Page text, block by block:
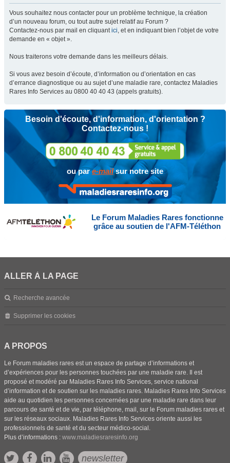
Vous souhaitez nous contacter pour un problème technique, la création
d’un nouveau forum, ou tout autre sujet relatif au Forum ?
Contactez-nous par mail en cliquantici, et en indiquant bien l’objet de votre
demande en « objet ».
Nous traiterons votre demande dans les meilleurs délais.
Si vous avez besoin d’écoute, d’information ou d’orientation en cas
d’errance diagnostique ou au sujet d’une maladie rare, contactez Maladies
Rares Info Services au 0800 40 40 43 (appels gratuits).
Besoin d'écoute, d'information, d'orientation ?
Contactez-nous !
ou pare-mailsur notre site
Le Forum Maladies Rares fonctionne
grâce au soutien de l'AFM-Téléthon
ALLER À LA PAGE
Recherche avancée
Supprimer les cookies
A PROPOS
Le Forum maladies rares est un espace de partage d’informations et
d’expériences pour les personnes touchées par une maladie rare. Il est
proposé et modéré par Maladies Rares Info Services, service national
d’information et de soutien sur les maladies rares. Maladies Rares Info Services
aide au quotidien les personnes concernées par une maladie rare dans leur
parcours de santé et de vie, par téléphone, mail, sur le Forum maladies rares et
sur les réseaux sociaux. Maladies Rares Info Services oriente aussi les
professionnels de santé et du secteur médico-social.
Plus d’informations : www.maladiesraresinfo.org
newsletter